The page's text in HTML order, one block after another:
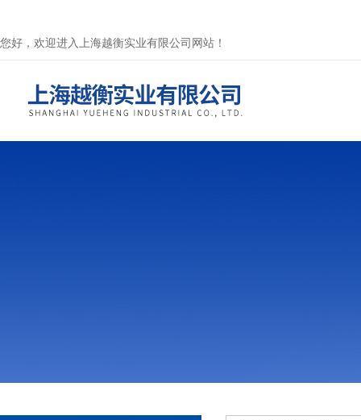
您好，欢迎进入上海越衡实业有限公司网站！